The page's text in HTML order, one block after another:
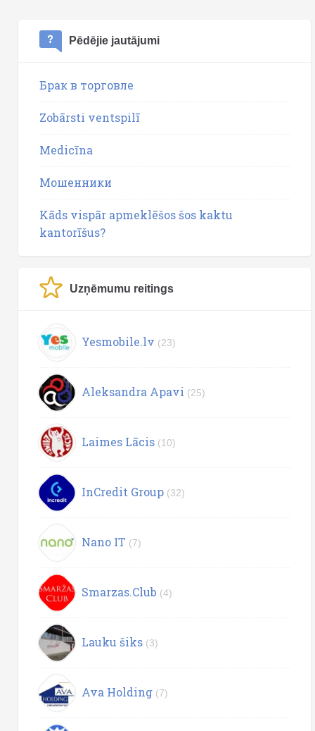
Pēdējie jautājumi
Брак в торговле
Zobārsti ventspilī
Medicīna
Мошенники
Kāds vispār apmeklēšos šos kaktu
kantorīšus?
Uzņēmumu reitings
Yesmobile.lv (23)
Aleksandra Apavi (25)
Laimes Lācis (10)
InCredit Group (32)
Nano IT (7)
Smarzas.Club (4)
Lauku šiks (3)
Ava Holding (7)